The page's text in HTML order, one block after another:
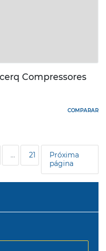
Compressores
COMPARAR
… 21
Próxima
página